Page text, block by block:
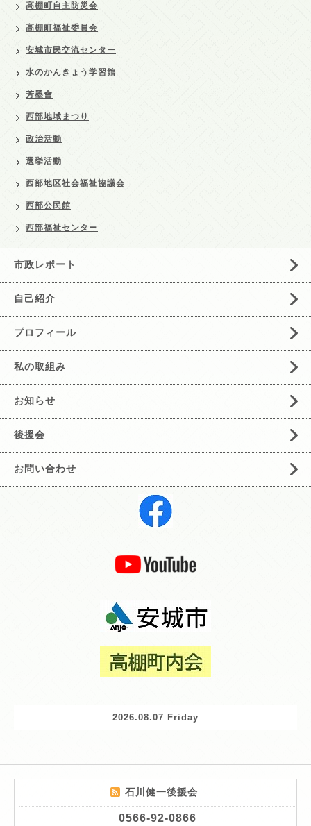
高棚町自主防災会
高棚町福祉委員会
安城市民交流センター
水のかんきょう学習館
芳墨會
西部地域まつり
政治活動
選挙活動
西部地区社会福祉協議会
西部公民館
西部福祉センター
市政レポート
自己紹介
プロフィール
私の取組み
お知らせ
後援会
お問い合わせ
2026.08.07 Friday
石川健一後援会
0566-92-0866